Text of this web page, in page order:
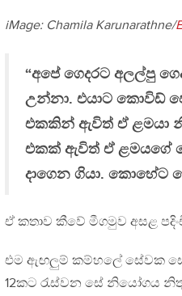
iMage: Chamila Karunarathne/
“අපේ ගෙදරට අලල්පු
උන්නා. එයාට කොවිඩ්
එකකින් ඇවිත් ඒ ළමයා
එකක් ඇවිත් ඒ ළමයගේ
දාගෙන ගියා. කොහේට
ඒ කතාව කීවේ මීගමුව අසළ
එම ඇඟලුම් කම්හලේ සේවක
12කට රැස්වන සේ නියෝගය